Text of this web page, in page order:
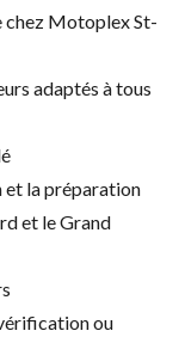
chez Motoplex St-
adaptés à tous
la préparation
et le Grand
ou